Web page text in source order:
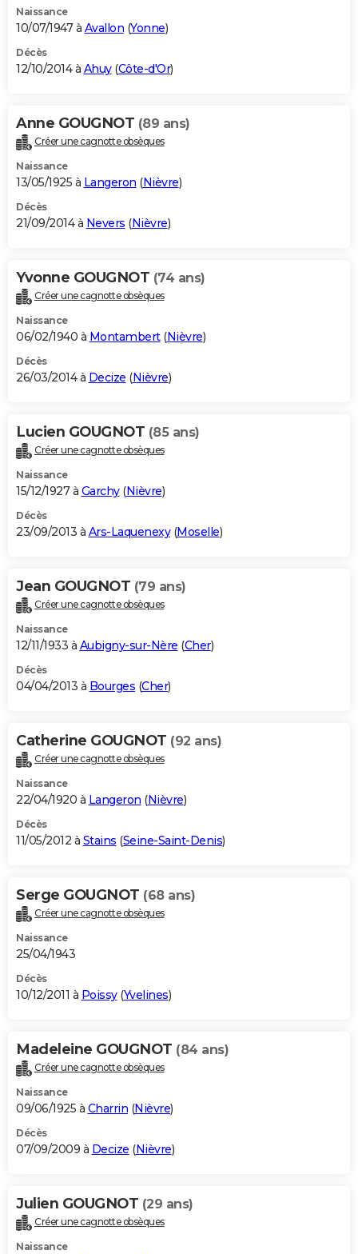
Naissance
10/07/1947 à Avallon (Yonne)
Décès
12/10/2014 à Ahuy(Côte-d'Or)
Anne GOUGNOT (89 ans)
Créer une cagnotte obsèques
Naissance
13/05/1925 à Langeron (Nièvre)
Décès
21/09/2014 à Nevers (Nièvre)
Yvonne GOUGNOT (74 ans)
Créer une cagnotte obsèques
Naissance
06/02/1940 à Montambert(Nièvre)
Décès
26/03/2014 à Decize (Nièvre)
Lucien GOUGNOT (85 ans)
Créer une cagnotte obsèques
Naissance
15/12/1927 à Garchy(Nièvre)
Décès
23/09/2013 à Ars-Laquenexy(Moselle)
Jean GOUGNOT (79 ans)
Créer une cagnotte obsèques
Naissance
12/11/1933 à Aubigny-sur-Nère (Cher)
Décès
04/04/2013 à Bourges (Cher)
Catherine GOUGNOT (92 ans)
Créer une cagnotte obsèques
Naissance
22/04/1920 à Langeron (Nièvre)
Décès
11/05/2012 à Stains (Seine-Saint-Denis)
Serge GOUGNOT (68 ans)
Créer une cagnotte obsèques
Naissance
25/04/1943
Décès
10/12/2011 à Poissy(Yvelines)
Madeleine GOUGNOT (84 ans)
Créer une cagnotte obsèques
Naissance
09/06/1925 à Charrin (Nièvre)
Décès
07/09/2009 à Decize (Nièvre)
Julien GOUGNOT (29 ans)
Créer une cagnotte obsèques
Naissance